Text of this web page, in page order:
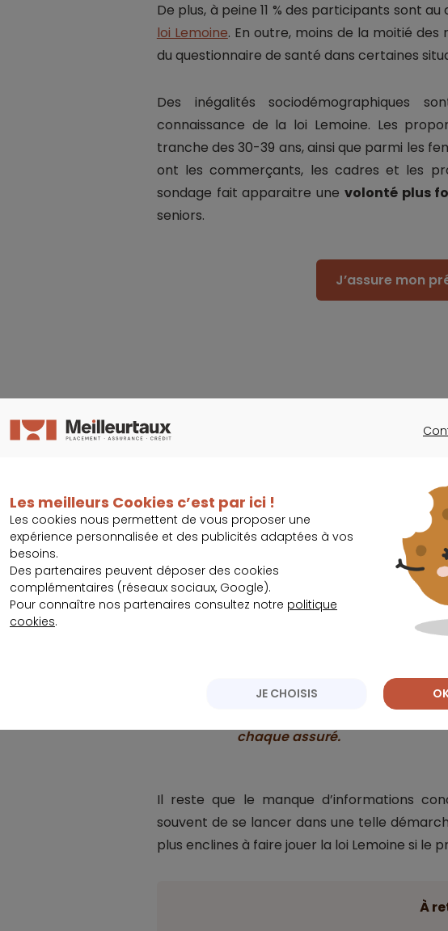
De plus, à peine 11 % des participants sont
loi Lemoine. En outre, moins de la moitié
du questionnaire de santé dans certaines
Des inégalités sociodémographiques
connaissance de la loi Lemoine. Les
tranche des 30-39 ans, ainsi que parmi les
ont les commerçants, les cadres et les
sondage fait apparaitre une volonté plus
seniors.
J’assure mon
Un changement d’assurance
le prix
La majorité des personnes interrogées (48
crédit immobilier, et plus de la moitié
vers un autre assureur. 87 % des
d’une résiliation et d’un changement de
couverture plus étendue » ou un « meilleur
Justement, en favorisant la libéralisation
pouvoir d’achat aux ménages sans
La réforme peut faire
chaque assuré.
Il reste que le manque d’informations
souvent de se lancer dans une telle
plus enclines à faire jouer la loi Lemoine si le
À
Les meilleurs Cookies c’est par ici !
Les cookies nous permettent de vous proposer une
expérience personnalisée et des publicités adaptées à vos
besoins.
Des partenaires peuvent déposer des cookies
complémentaires (réseaux sociaux, Google).
Pour connaître nos partenaires consultez notre politique
cookies.
JE CHOISIS